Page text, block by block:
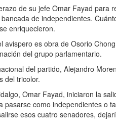
de su jefe Omar Fayad para
de independientes.
enriquecieron.
avispero es obra de Osorio
del grupo parlamentario.
del partido, Alejandro
del tricolor.
Omar Fayad, iniciaron la
como independientes o
esos cuatro senadores,